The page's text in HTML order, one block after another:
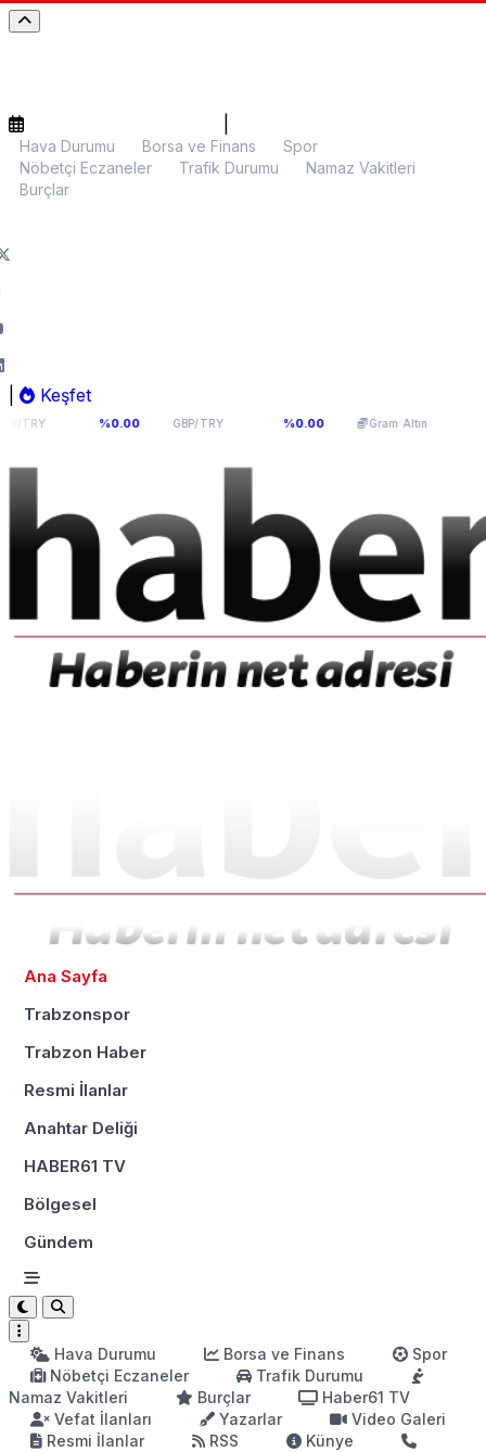
Hava Durumu Borsa ve Finans
Spor
Nöbetçi Eczaneler
Trafik Durumu
Namaz Vakitleri
Burçlar
Keşfet
GBP/TRY64,0893 %0.00 Gram Altın 5.986,70 %0.01
Ana Sayfa
Trabzonspor
Trabzon Haber
Resmi İlanlar
Anahtar Deliği
HABER61 TV
Bölgesel
Gündem
Hava Durumu Borsa ve Finans
Spor
Nöbetçi Eczaneler
Trafik Durumu
Namaz Vakitleri
Burçlar
Haber61 TV
Vefat İlanları
Yazarlar
Video Galeri
Resmi İlanlar
RSS
Künye